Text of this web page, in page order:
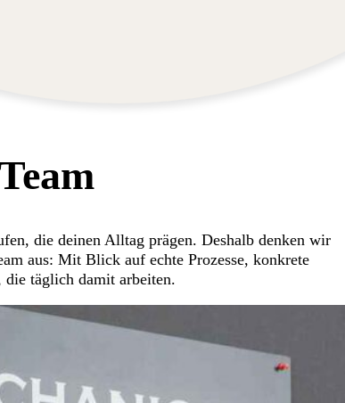
die deinen Alltag prägen. Deshalb denken wir
aus: Mit Blick auf echte Prozesse, konkrete
die täglich damit arbeiten.